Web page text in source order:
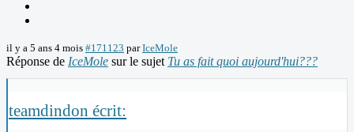
il y a 5 ans 4 mois #171123 parIceMole
Réponse de IceMole sur le sujet Tu as fait quoi aujourd'hui???
teamdindon écrit: